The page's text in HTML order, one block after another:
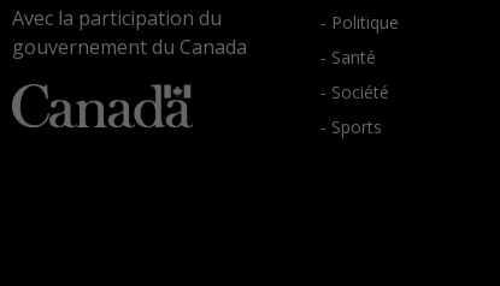
Avec la participation du
gouvernement du Canada
- Politique
- Santé
- Société
- Sports